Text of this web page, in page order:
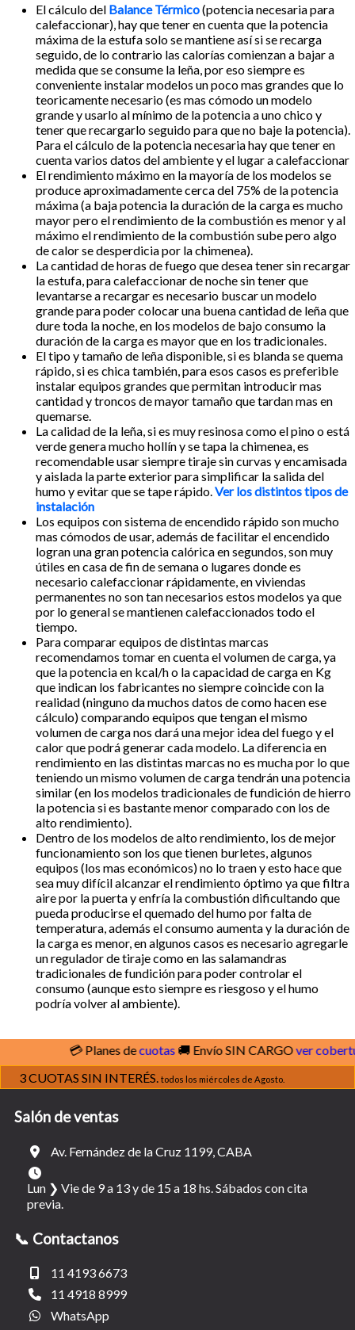
El cálculo del Balance Térmico(potencia necesaria para
calefaccionar), hay que tener en cuenta que la potencia
máxima de la estufa solo se mantiene así si se recarga
seguido, de lo contrario las calorías comienzan a bajar a
medida que se consume la leña, por eso siempre es
conveniente instalar modelos un poco mas grandes que lo
teoricamente necesario (es mas cómodo un modelo
grande y usarlo al mínimo de la potencia a uno chico y
tener que recargarlo seguido para que no baje la potencia).
Para el cálculo de la potencia necesaria hay que tener en
cuenta varios datos del ambiente y el lugar a calefaccionar
El rendimiento máximo en la mayoría de los modelos se
produce aproximadamente cerca del 75% de la potencia
máxima (a baja potencia la duración de la carga es mucho
mayor pero el rendimiento de la combustión es menor y al
máximo el rendimiento de la combustión sube pero algo
de calor se desperdicia por la chimenea).
La cantidad de horas de fuego que desea tener sin recargar
la estufa, para calefaccionar de noche sin tener que
levantarse a recargar es necesario buscar un modelo
grande para poder colocar una buena cantidad de leña que
dure toda la noche, en los modelos de bajo consumo la
duración de la carga es mayor que en los tradicionales.
El tipo y tamaño de leña disponible, si es blanda se quema
rápido, si es chica también, para esos casos es preferible
instalar equipos grandes que permitan introducir mas
cantidad y troncos de mayor tamaño que tardan mas en
quemarse.
La calidad de la leña, si es muy resinosa como el pino o está
verde genera mucho hollín y se tapa la chimenea, es
recomendable usar siempre tiraje sin curvas y encamisada
y aislada la parte exterior para simplificar la salida del
humo y evitar que se tape rápido. Ver los distintos tipos de
instalación
Los equipos con sistema de encendido rápido son mucho
mas cómodos de usar, además de facilitar el encendido
logran una gran potencia calórica en segundos, son muy
útiles en casa de fin de semana o lugares donde es
necesario calefaccionar rápidamente, en viviendas
permanentes no son tan necesarios estos modelos ya que
por lo general se mantienen calefaccionados todo el
tiempo.
Para comparar equipos de distintas marcas
recomendamos tomar en cuenta el volumen de carga, ya
que la potencia en kcal/h o la capacidad de carga en Kg
que indican los fabricantes no siempre coincide con la
realidad (ninguno da muchos datos de como hacen ese
cálculo) comparando equipos que tengan el mismo
volumen de carga nos dará una mejor idea del fuego y el
calor que podrá generar cada modelo. La diferencia en
rendimiento en las distintas marcas no es mucha por lo que
teniendo un mismo volumen de carga tendrán una potencia
similar (en los modelos tradicionales de fundición de hierro
la potencia si es bastante menor comparado con los de
alto rendimiento).
Dentro de los modelos de alto rendimiento, los de mejor
funcionamiento son los que tienen burletes, algunos
equipos (los mas económicos) no lo traen y esto hace que
sea muy difícil alcanzar el rendimiento óptimo ya que filtra
aire por la puerta y enfría la combustión dificultando que
pueda producirse el quemado del humo por falta de
temperatura, además el consumo aumenta y la duración de
la carga es menor, en algunos casos es necesario agregarle
un regulador de tiraje como en las salamandras
tradicionales de fundición para poder controlar el
consumo (aunque esto siempre es riesgoso y el humo
podría volver al ambiente).
💳 Planes decuotas🚚 Envío SIN CARGOver cobertura
3 CUOTAS SIN INTERÉS. todos los miércoles de Agosto.
Salón de ventas
Av. Fernández de la Cruz 1199, CABA
Lun ❯ Vie de 9 a 13 y de 15 a 18 hs. Sábados con cita
previa.
📞 Contactanos
11 4193 6673
11 4918 8999
WhatsApp